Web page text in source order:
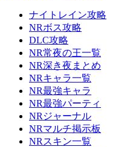
ナイトレイン攻略
NRボス攻略
DLC攻略
NR常夜の王一覧
NR深き夜まとめ
NRキャラ一覧
NR最強キャラ
NR最強パーティ
NRジャーナル
NRマルチ掲示板
NRスキン一覧